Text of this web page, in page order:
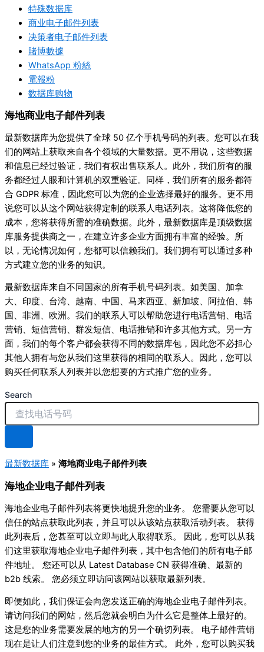
特殊数据库
商业电子邮件列表
决策者电子邮件列表
賭博數據
WhatsApp 粉絲
電報粉
数据库购物
海地商业电子邮件列表
最新数据库为您提供了全球 50 亿个手机号码的列表。您可以在我
们的网站上获取来自各个领域的大量数据。更不用说，这些数据
和信息已经过验证，我们有权出售联系人。此外，我们所有的服
务都经过人眼和计算机的双重验证。同样，我们所有的服务都符
合 GDPR 标准，因此您可以为您的企业选择最好的服务。更不用
说您可以从这个网站获得定制的联系人电话列表。这将降低您的
成本，您将获得所需的准确数据。此外，最新数据库是顶级数据
库服务提供商之一，在建立许多企业方面拥有丰富的经验。所
以，无论情况如何，您都可以信赖我们。我们拥有可以通过多种
方式建立您的业务的知识。
最新数据库来自不同国家的所有手机号码列表。如美国、加拿
大、印度、台湾、越南、中国、马来西亚、新加坡、阿拉伯、韩
国、非洲、欧洲。我们的联系人可以帮助您进行电话营销、电话
营销、短信营销、群发短信、电话推销和许多其他方式。另一方
面，我们的每个客户都会获得不同的数据库包，因此您不必担心
其他人拥有与您从我们这里获得的相同的联系人。因此，您可以
购买任何联系人列表并以您想要的方式推广您的业务。
Search
最新数据库 » 海地商业电子邮件列表
海地企业电子邮件列表
海地企业电子邮件列表将更快地提升您的业务。 您需要从您可以
信任的站点获取此列表，并且可以从该站点获取活动列表。 获得
此列表后，您甚至可以立即与此人取得联系。 因此，您可以从我
们这里获取海地企业电子邮件列表，其中包含他们的所有电子邮
件地址。 您还可以从 Latest Database CN 获得准确、最新的
b2b 线索。 您必须立即访问该网站以获取最新列表。
即便如此，我们保证会向您发送正确的海地企业电子邮件列表。
请访问我们的网站，然后您就会明白为什么它是整体上最好的。
这是您的业务需要发展的地方的另一个确切列表。 电子邮件营销
现在是让人们注意到您的业务的最佳方式。 此外，您可以购买我